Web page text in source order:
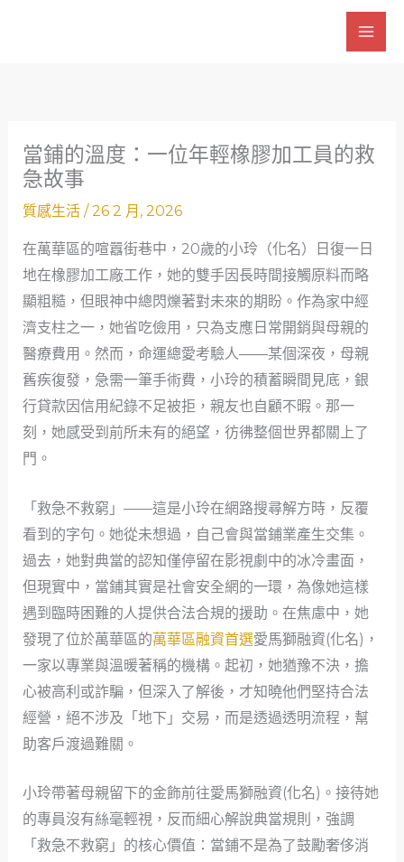
當鋪的溫度：一位年輕橡膠加工員的救
急故事
質感生活/26 2 月, 2026
在萬華區的喧囂街巷中，20歲的小玲（化名）日復一日
地在橡膠加工廠工作，她的雙手因長時間接觸原料而略
顯粗糙，但眼神中總閃爍著對未來的期盼。作為家中經
濟支柱之一，她省吃儉用，只為支應日常開銷與母親的
醫療費用。然而，命運總愛考驗人——某個深夜，母親
舊疾復發，急需一筆手術費，小玲的積蓄瞬間見底，銀
行貸款因信用紀錄不足被拒，親友也自顧不暇。那一
刻，她感受到前所未有的絕望，彷彿整個世界都關上了
門。
「救急不救窮」——這是小玲在網路搜尋解方時，反覆
看到的字句。她從未想過，自己會與當鋪業產生交集。
過去，她對典當的認知僅停留在影視劇中的冰冷畫面，
但現實中，當鋪其實是社會安全網的一環，為像她這樣
遇到臨時困難的人提供合法合規的援助。在焦慮中，她
發現了位於萬華區的萬華區融資首選愛馬獅融資(化名)，
一家以專業與溫暖著稱的機構。起初，她猶豫不決，擔
心被高利或詐騙，但深入了解後，才知曉他們堅持合法
經營，絕不涉及「地下」交易，而是透過透明流程，幫
助客戶渡過難關。
小玲帶著母親留下的金飾前往愛馬獅融資(化名)。接待她
的專員沒有絲毫輕視，反而細心解說典當規則，強調
「救急不救窮」的核心價值：當鋪不是為了鼓勵奢侈消